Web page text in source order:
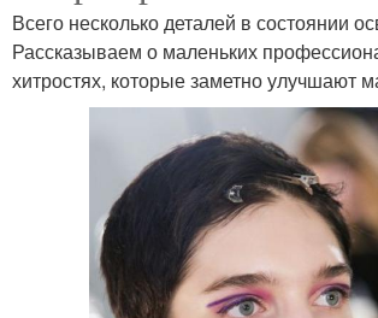
Всего несколько деталей в состоянии
Рассказываем о маленьких
хитростях, которые заметно улучшают